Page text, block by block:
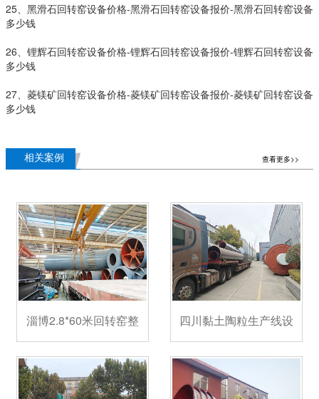
25、黑滑石回转窑设备价格-黑滑石回转窑设备报价-黑滑石回转窑设备
多少钱
26、锂辉石回转窑设备价格-锂辉石回转窑设备报价-锂辉石回转窑设备
多少钱
27、菱镁矿回转窑设备价格-菱镁矿回转窑设备报价-菱镁矿回转窑设备
多少钱
相关案例 查看更多>>
淄博2.8*60米回转窑整 四川黏土陶粒生产线设